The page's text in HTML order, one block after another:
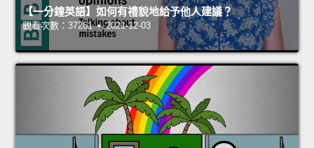
【一分鐘英語】如何有禮貌地給予他人建議？
觀看次數：37261 • 2021-12-03